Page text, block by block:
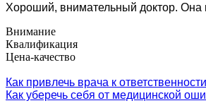
Хороший, внимательный доктор. Она
Внимание
Квалификация
Цена-качество
Как привлечь врача к ответственности
Как уберечь себя от медицинской